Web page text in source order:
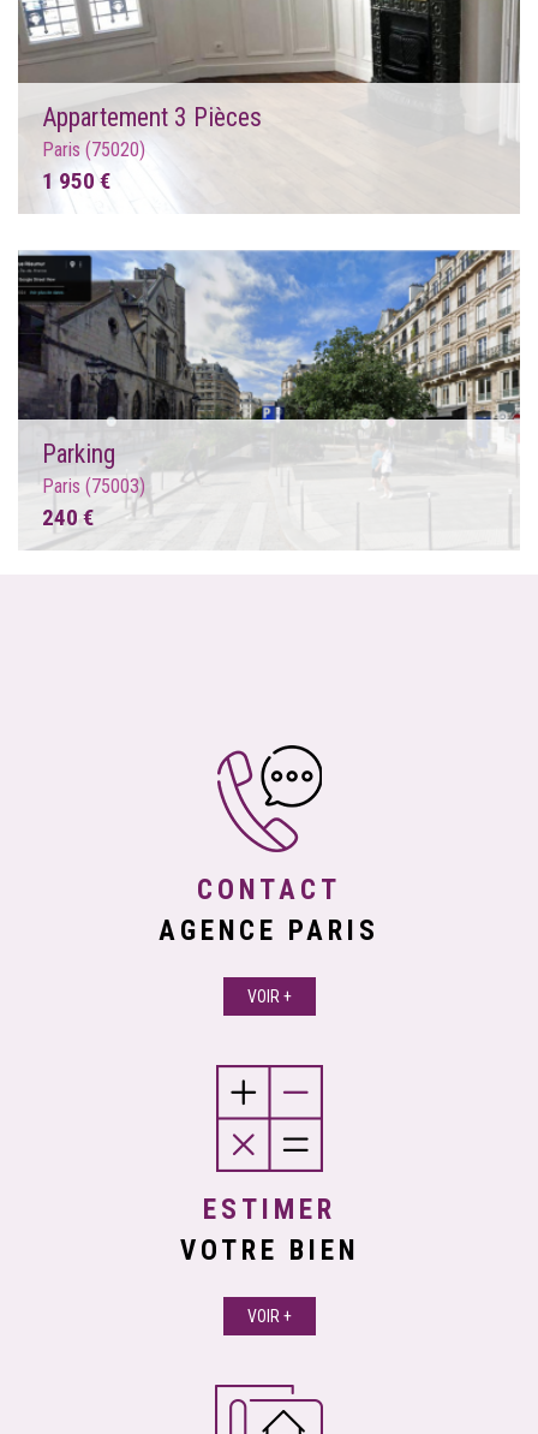
Appartement 3 Pièces
Paris (75020)
1 950 €
Parking
Paris (75003)
240 €
CONTACT
AGENCE PARIS
VOIR +
ESTIMER
VOTRE BIEN
VOIR +